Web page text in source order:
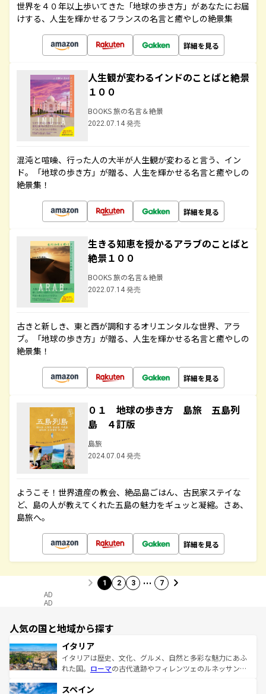
世界を４０年以上歩いてきた「地球の歩き方」があなたにお届
けする、人生を輝かせるフランスの名言と癒やしの絶景集
詳細を見る
人生観が変わるインドのことばと絶景
１００
BOOKS 旅の名言＆絶景
2022.07.14 発売
混沌と喧噪、行った人の大半が人生観が変わると言う、イン
ド。「地球の歩き方」が贈る、人生を輝かせる名言と癒やしの
絶景集！
詳細を見る
生きる知恵を授かるアラブのことばと
絶景１００
BOOKS 旅の名言＆絶景
2022.07.14 発売
古きと新しき、東と西が調和するオリエンタルな世界、アラ
ブ。「地球の歩き方」が贈る、人生を輝かせる名言と癒やしの
絶景集！
詳細を見る
０１ 地球の歩き方 島旅 五島列
島 ４訂版
島旅
2024.07.04 発売
ようこそ！世界遺産の教会、絶品島ごはん、古民家ステイな
ど、島の人が教えてくれた五島の魅力をギュッと凝縮。さあ、
島旅へ。
詳細を見る
1 2 3 … 7
AD
AD
人気の国と地域から探す
イタリア
イタリアは歴史、文化、グルメ、自然と多彩な魅力にあふ
れた国。 ローマの古代遺跡やフィレンツェのルネッサンス
ろん、トスカーナの美しい田園風景やアマルフィ海岸の絶
スペイン